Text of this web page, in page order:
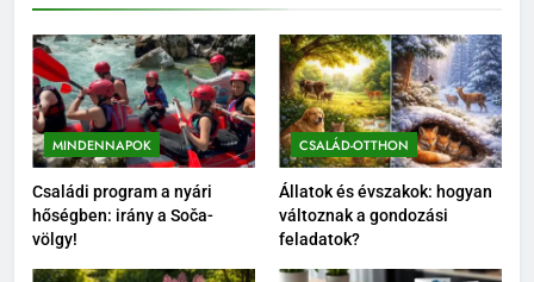
MINDENNAPOK
Családi program a nyári
hőségben: irány a Soča-
völgy!
CSALÁD-OTTHON
Állatok és évszakok: hogyan
változnak a gondozási
feladatok?